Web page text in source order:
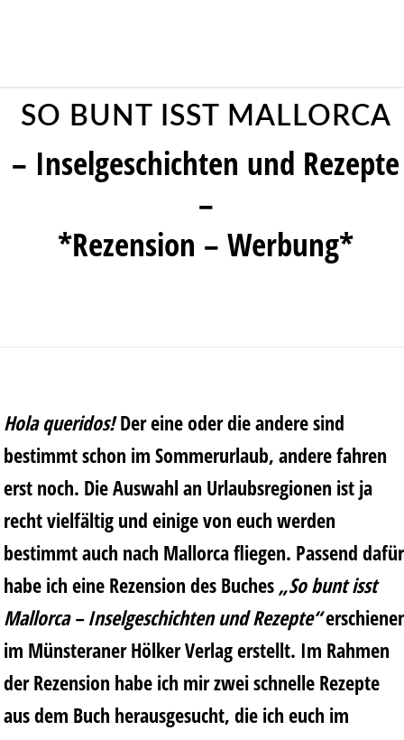
SO BUNT ISST MALLORCA
– Inselgeschichten und Rezepte
–
*Rezension – Werbung*
Hola queridos!Der eine oder die andere sind
bestimmt schon im Sommerurlaub, andere fahren
erst noch. Die Auswahl an Urlaubsregionen ist ja
recht vielfältig und einige von euch werden
bestimmt auch nach Mallorca fliegen. Passend dafür
habe ich eine Rezension des Buches „So bunt isst
Mallorca – Inselgeschichten und Rezepte“
im MünsteranerHölker Verlagerstellt. Im Rahmen
der Rezension habe ich mir zwei schnelle Rezepte
aus dem Buch herausgesucht, die ich euch im